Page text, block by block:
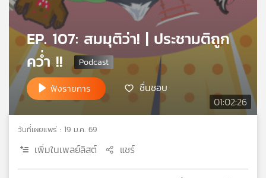
เครือ
ข่าย
วิทยุ
ไทย
บี
เอส
แผนที่
วิทยุ
เครือ
01:02:26
EP. 107: สมมุติว่า! | ประชามติถูก
คว่ำ !!
ฟังรายการ ชื่นชอบ
วันที่เผยแพร่ : 19 ม.ค. 69
เพิ่มในเพลย์ลิสต์ แชร์